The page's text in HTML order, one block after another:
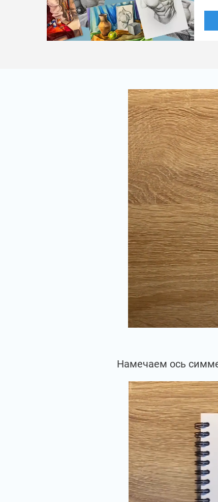
Намечаем ось